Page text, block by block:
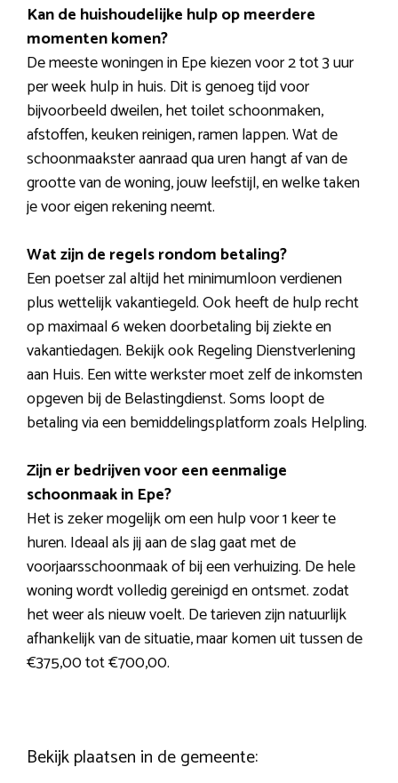
Kan de huishoudelijke hulp op meerdere
momenten komen?
De meeste woningen in Epe kiezen voor 2 tot 3 uur
per week hulp in huis. Dit is genoeg tijd voor
bijvoorbeeld dweilen, het toilet schoonmaken,
afstoffen, keuken reinigen, ramen lappen. Wat de
schoonmaakster aanraad qua uren hangt af van de
grootte van de woning, jouw leefstijl, en welke taken
je voor eigen rekening neemt.
Wat zijn de regels rondom betaling?
Een poetser zal altijd het minimumloon verdienen
plus wettelijk vakantiegeld. Ook heeft de hulp recht
op maximaal 6 weken doorbetaling bij ziekte en
vakantiedagen. Bekijk ook Regeling Dienstverlening
aan Huis. Een witte werkster moet zelf de inkomsten
opgeven bij de Belastingdienst. Soms loopt de
betaling via een bemiddelingsplatform zoals Helpling.
Zijn er bedrijven voor een eenmalige
schoonmaak in Epe?
Het is zeker mogelijk om een hulp voor 1 keer te
huren. Ideaal als jij aan de slag gaat met de
voorjaarsschoonmaak of bij een verhuizing. De hele
woning wordt volledig gereinigd en ontsmet. zodat
het weer als nieuw voelt. De tarieven zijn natuurlijk
afhankelijk van de situatie, maar komen uit tussen de
€375,00 tot €700,00.
Bekijk plaatsen in de gemeente: